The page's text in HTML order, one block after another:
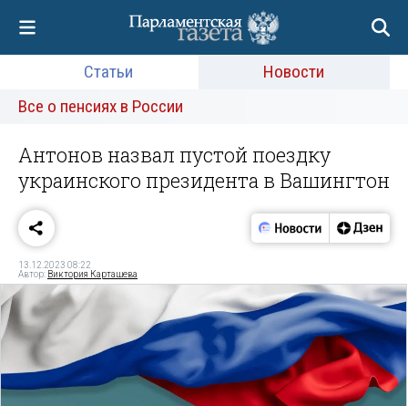
Статьи
Новости
Все о пенсиях в России
Антонов назвал пустой поездку
украинского президента в Вашингтон
13.12.2023 08:22
Автор: Виктория Карташева